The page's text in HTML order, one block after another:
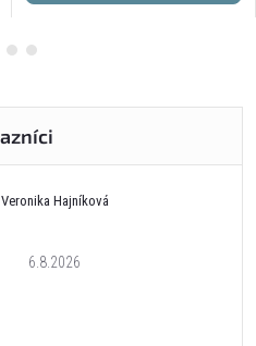
Veronika Hajníková
6.8.2026